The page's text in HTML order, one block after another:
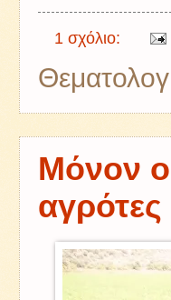
1 σχόλιο:
Μόνον